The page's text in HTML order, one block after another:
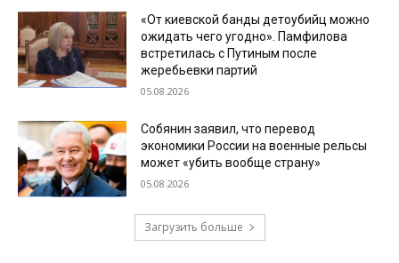
«От киевской банды детоубийц можно
ожидать чего угодно». Памфилова
встретилась с Путиным после
жеребьевки партий
05.08.2026
Собянин заявил, что перевод
экономики России на военные рельсы
может «убить вообще страну»
05.08.2026
Загрузить больше